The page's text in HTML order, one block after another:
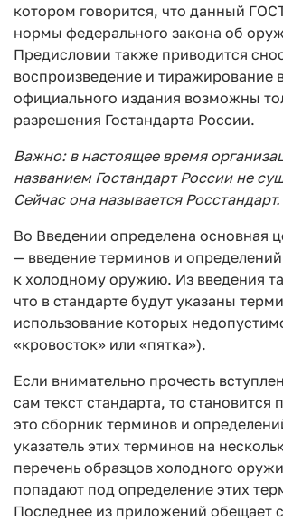
котором говорится, что данный
нормы федерального закона об
Предисловии также приводится
воспроизведение и тиражирование
официального издания возможны
разрешения Гостандарта России.
Важно: в настоящее время
названием Гостандарт России не
Сейчас она называется Росстандарт.
Во Введении определена основная
— введение терминов и
к холодному оружию. Из введения
что в стандарте будут указаны
использование которых
«кровосток» или «пятка»).
Если внимательно прочесть
сам текст стандарта, то становится
это сборник терминов и
указатель этих терминов на
перечень образцов холодного
попадают под определение этих
Последнее из приложений обещает